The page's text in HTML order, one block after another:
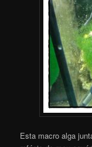
Esta macro alga